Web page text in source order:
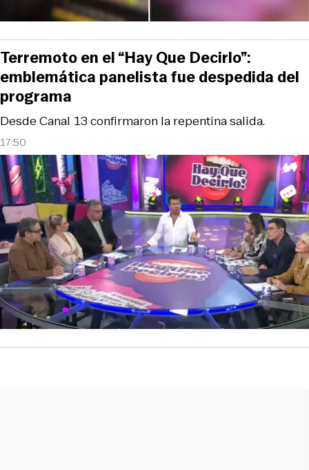
17:50
Desde Canal 13 confirmaron la repentina salida.
Terremoto en el “Hay Que Decirlo”:
emblemática panelista fue despedida del
programa